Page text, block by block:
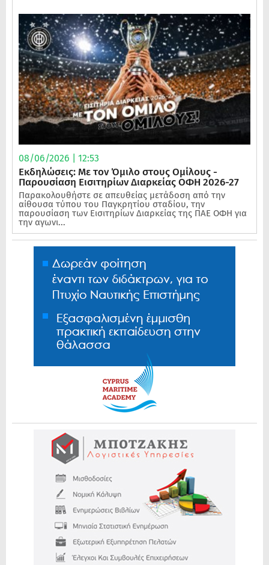
08/06/2026 | 12:53
Εκδηλώσεις: Με τον Όμιλο στους Ομίλους -
Παρουσίαση Εισιτηρίων Διαρκείας ΟΦΗ 2026-27
Παρακολουθήστε σε απευθείας μετάδοση από την
αίθουσα τύπου του Παγκρητίου σταδίου, την
παρουσίαση των Εισιτηρίων Διαρκείας της ΠΑΕ ΟΦΗ για
την αγωνι...